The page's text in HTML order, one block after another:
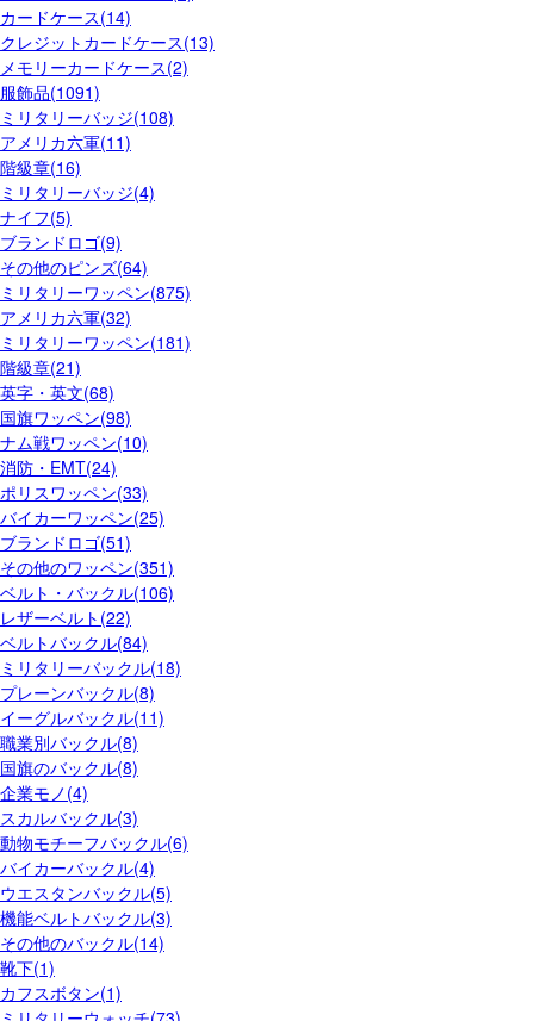
カードケース(14)
クレジットカードケース(13)
メモリーカードケース(2)
服飾品(1091)
ミリタリーバッジ(108)
アメリカ六軍(11)
階級章(16)
ミリタリーバッジ(4)
ナイフ(5)
ブランドロゴ(9)
その他のピンズ(64)
ミリタリーワッペン(875)
アメリカ六軍(32)
ミリタリーワッペン(181)
階級章(21)
英字・英文(68)
国旗ワッペン(98)
ナム戦ワッペン(10)
消防・EMT(24)
ポリスワッペン(33)
バイカーワッペン(25)
ブランドロゴ(51)
その他のワッペン(351)
ベルト・バックル(106)
レザーベルト(22)
ベルトバックル(84)
ミリタリーバックル(18)
プレーンバックル(8)
イーグルバックル(11)
職業別バックル(8)
国旗のバックル(8)
企業モノ(4)
スカルバックル(3)
動物モチーフバックル(6)
バイカーバックル(4)
ウエスタンバックル(5)
機能ベルトバックル(3)
その他のバックル(14)
靴下(1)
カフスボタン(1)